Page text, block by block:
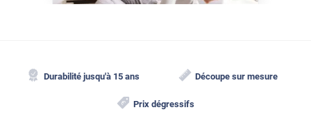
Durabilité jusqu'à 15 ans Découpe sur mesure
Prix dégressifs